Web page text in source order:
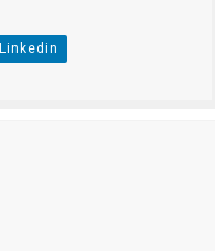
Linkedin